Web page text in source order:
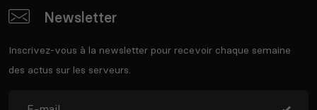
Newsletter
Inscrivez-vous à la newsletter pour recevoir chaque semaine
des actus sur les serveurs.